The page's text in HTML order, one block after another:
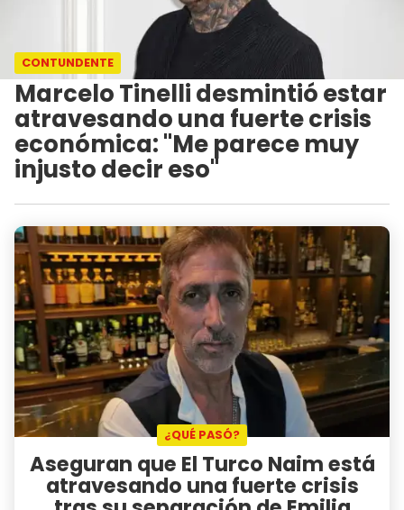
CONTUNDENTE
Marcelo Tinelli desmintió estar
atravesando una fuerte crisis
económica: "Me parece muy
injusto decir eso"
¿QUÉ PASÓ?
Aseguran que El Turco Naim está
atravesando una fuerte crisis